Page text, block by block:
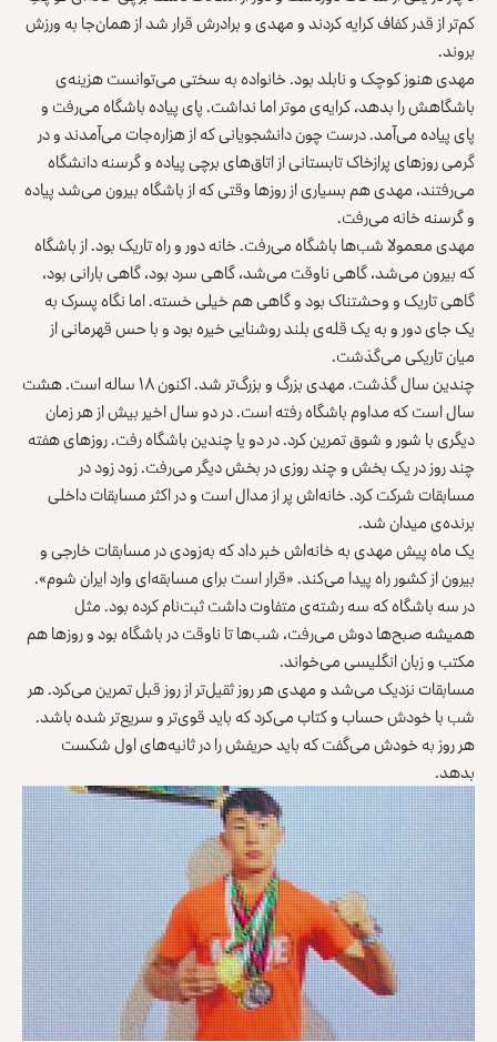
کم‌تر از قدر کفاف کرایه کردند و مهدی و برادرش قرار شد از همان‌جا به ورزش
بروند.
مهدی هنوز کوچک و نابلد بود. خانواده به سختی می‌توانست هزینه‌ی
باشگاهش را بدهد، کرایه‌ی موتر اما نداشت. پای پیاده باشگاه می‌رفت و
پای پیاده می‌آمد. درست چون دانشجویانی که از هزاره‌جات می‌آمدند و در
گرمی روزهای پرازخاک تابستانی از اتاق‌های برچی پیاده و گرسنه دانشگاه
می‌رفتند، مهدی هم بسیاری از روزها وقتی که از باشگاه بیرون می‌شد پیاده
و گرسنه خانه می‌رفت.
مهدی معمولا شب‌ها باشگاه می‌رفت. خانه دور و راه تاریک بود. از باشگاه
که بیرون می‌شد، گاهی ناوقت می‌شد، گاهی سرد بود، گاهی بارانی بود،
گاهی تاریک و وحشتناک بود و گاهی هم خیلی خسته. اما نگاه پسرک به
یک جای دور و به یک قله‌ی بلند روشنایی خیره بود و با حس قهرمانی از
میان تاریکی می‌گذشت.
چندین سال گذشت. مهدی بزرگ و بزرگ‌تر شد. اکنون ۱۸ ساله است. هشت
سال است که مداوم باشگاه رفته است. در دو سال اخیر بیش از هر زمان
دیگری با شور و شوق تمرین کرد. در دو یا چندین باشگاه رفت. روزهای هفته
چند روز در یک بخش و چند روزی در بخش دیگر می‌رفت. زود زود در
مسابقات شرکت کرد. خانه‌اش پر از مدال است و در اکثر مسابقات داخلی
برنده‌ی میدان شد.
یک ماه پیش مهدی به خانه‌اش خبر داد که به‌زودی در مسابقات خارجی و
بیرون از کشور راه پیدا می‌کند. «قرار است برای مسابقه‌ای وارد ایران شوم».
در سه باشگاه که سه رشته‌ی متفاوت داشت ثبت‌نام کرده بود. مثل
همیشه صبح‌ها دوش می‌رفت، شب‌ها تا ناوقت در باشگاه بود و روزها هم
مکتب و زبان انگلیسی می‌خواند.
مسابقات نزدیک می‌شد و مهدی هر روز ثقیل‌تر از روز قبل تمرین می‌کرد. هر
شب با خودش حساب و کتاب می‌کرد که باید قوی‌تر و سریع‌تر شده باشد.
هر روز به خودش می‌گفت که باید حریفش را در ثانیه‌های اول شکست
بدهد.